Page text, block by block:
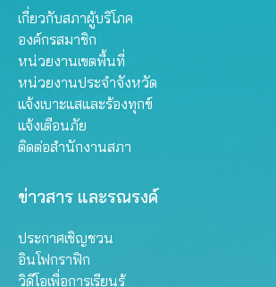
เกี่ยวกับสภาผู้บริโภค
องค์กรสมาชิก
หน่วยงานเขตพื้นที่
หน่วยงานประจำจังหวัด
แจ้งเบาะแสและร้องทุกข์
แจ้งเตือนภัย
ติดต่อสำนักงานสภา
ข่าวสาร และรณรงค์
ประกาศเชิญชวน
อินโฟกราฟิก
วิดีโอเพื่อการเรียนรู้